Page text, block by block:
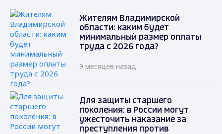
Жителям Владимирской
области: каким будет
минимальный размер оплаты
труда с 2026 года?
9 месяцев назад
Для защиты старшего
поколения: в России могут
ужесточить наказание за
преступления против